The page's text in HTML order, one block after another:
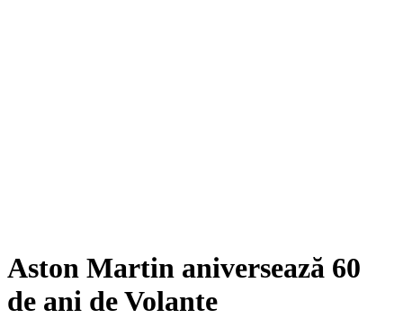
Aston Martin aniversează 60
de ani de Volante